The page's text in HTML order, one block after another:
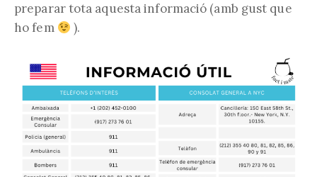
preparar tota aquesta informació (amb gust que
ho fem
).